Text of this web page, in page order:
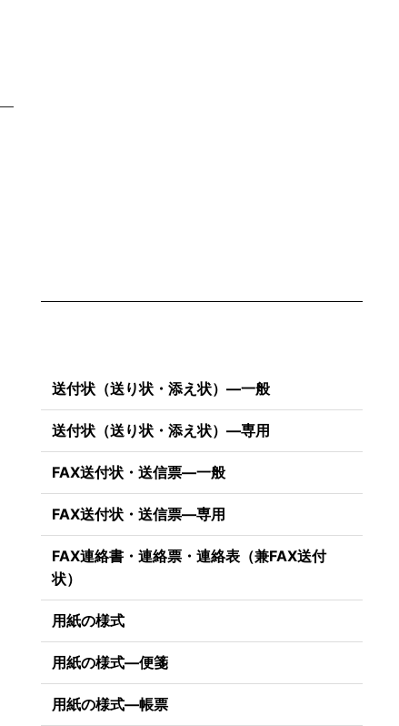
送付状（送り状・添え状）―一般
送付状（送り状・添え状）―専用
FAX送付状・送信票―一般
FAX送付状・送信票―専用
FAX連絡書・連絡票・連絡表（兼FAX送付
状）
用紙の様式
用紙の様式―便箋
用紙の様式―帳票